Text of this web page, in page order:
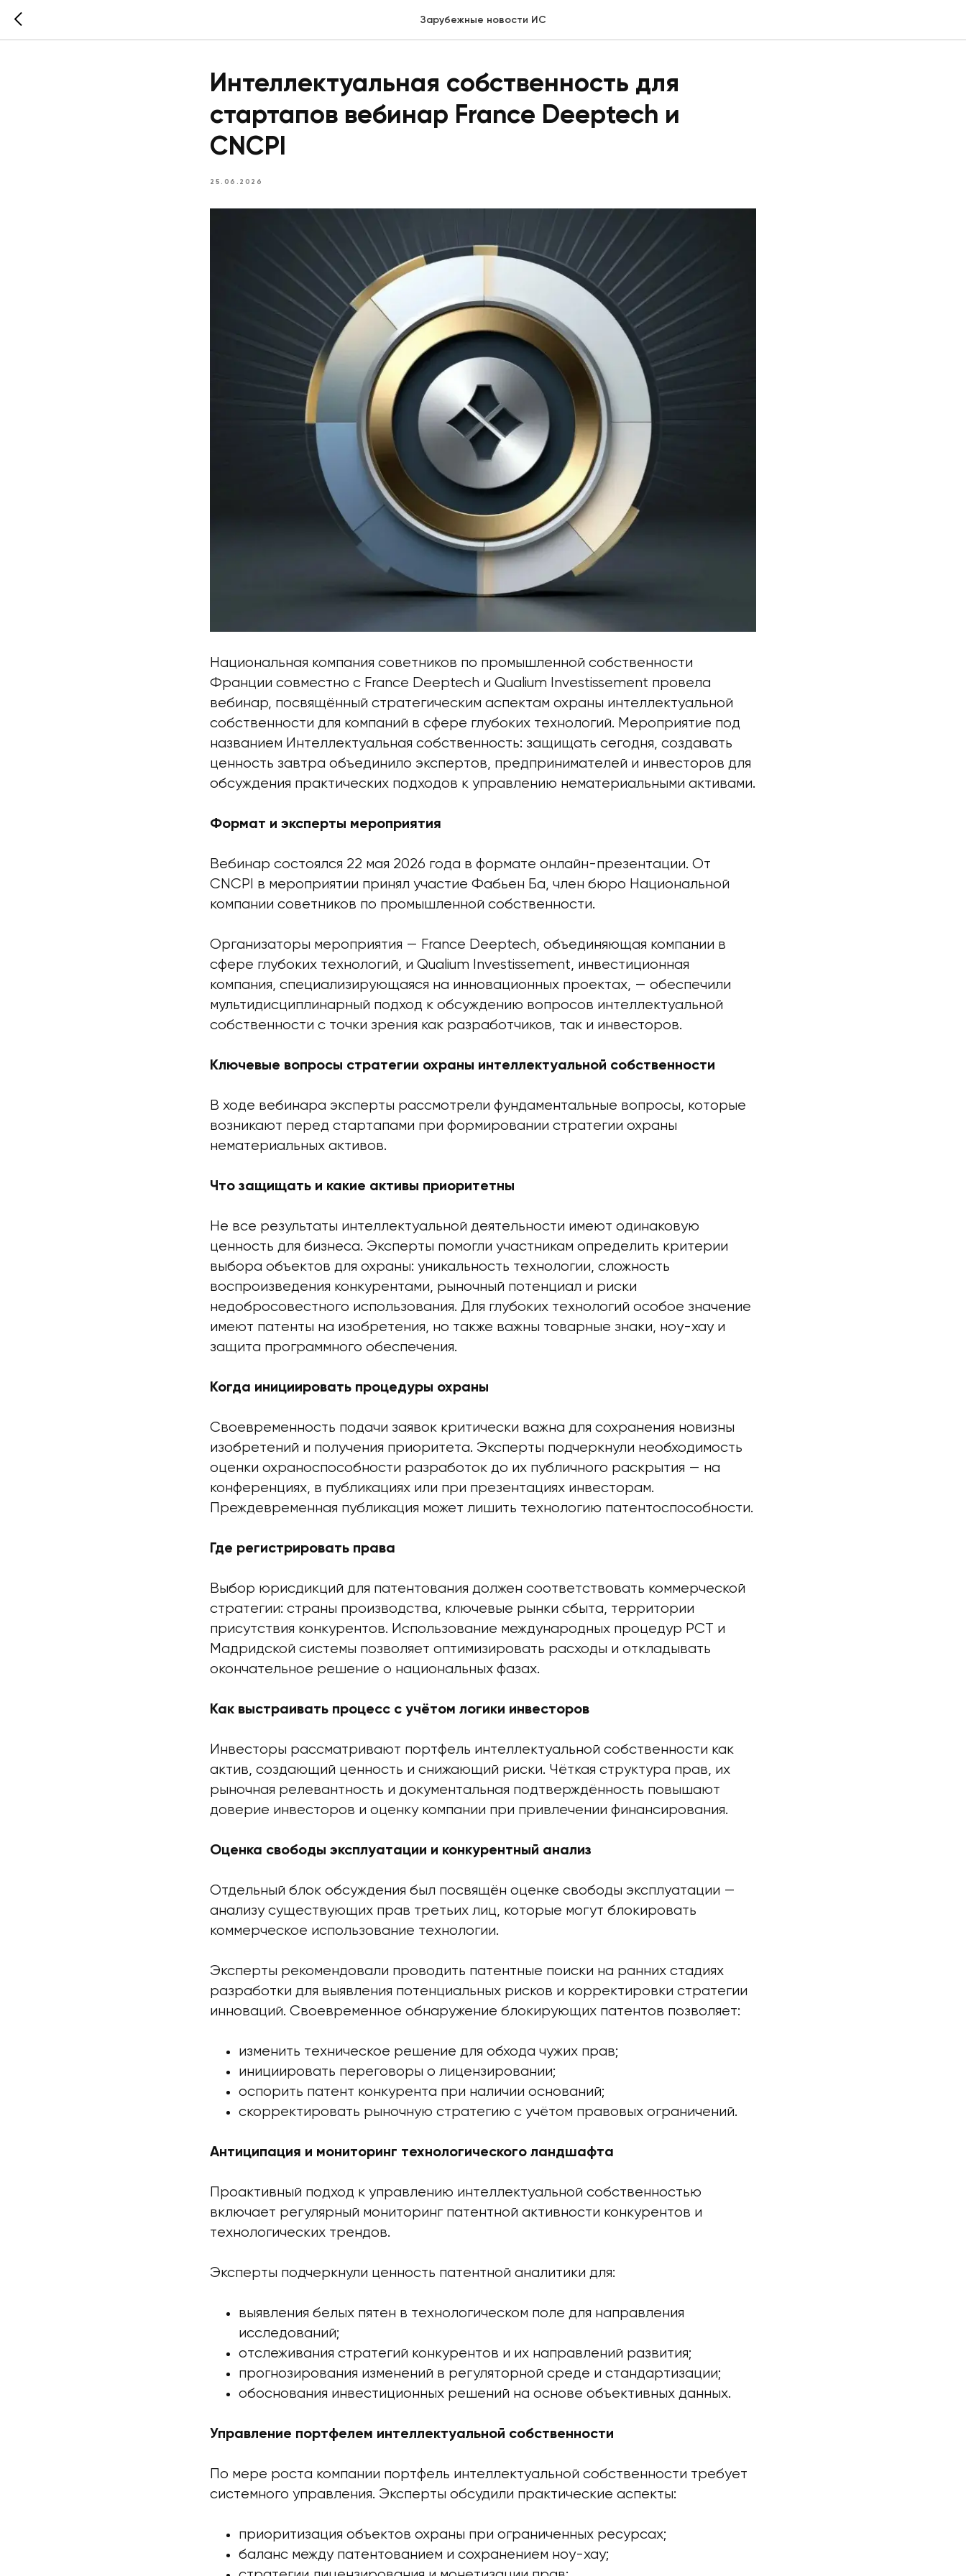
Зарубежные новости ИС
Интеллектуальная собственность для
стартапов вебинар France Deeptech и
CNCPI
25.06.2026
Национальная компания советников по промышленной собственности
Франции совместно с France Deeptech и Qualium Investissement провела
вебинар, посвящённый стратегическим аспектам охраны интеллектуальной
собственности для компаний в сфере глубоких технологий. Мероприятие под
названием Интеллектуальная собственность: защищать сегодня, создавать
ценность завтра объединило экспертов, предпринимателей и инвесторов для
обсуждения практических подходов к управлению нематериальными активами.
Формат и эксперты мероприятия
Вебинар состоялся 22 мая 2026 года в формате онлайн-презентации. От
CNCPI в мероприятии принял участие Фабьен Ба, член бюро Национальной
компании советников по промышленной собственности.
Организаторы мероприятия — France Deeptech, объединяющая компании в
сфере глубоких технологий, и Qualium Investissement, инвестиционная
компания, специализирующаяся на инновационных проектах, — обеспечили
мультидисциплинарный подход к обсуждению вопросов интеллектуальной
собственности с точки зрения как разработчиков, так и инвесторов.
Ключевые вопросы стратегии охраны интеллектуальной собственности
В ходе вебинара эксперты рассмотрели фундаментальные вопросы, которые
возникают перед стартапами при формировании стратегии охраны
нематериальных активов.
Что защищать и какие активы приоритетны
Не все результаты интеллектуальной деятельности имеют одинаковую
ценность для бизнеса. Эксперты помогли участникам определить критерии
выбора объектов для охраны: уникальность технологии, сложность
воспроизведения конкурентами, рыночный потенциал и риски
недобросовестного использования. Для глубоких технологий особое значение
имеют патенты на изобретения, но также важны товарные знаки, ноу-хау и
защита программного обеспечения.
Когда инициировать процедуры охраны
Своевременность подачи заявок критически важна для сохранения новизны
изобретений и получения приоритета. Эксперты подчеркнули необходимость
оценки охраноспособности разработок до их публичного раскрытия — на
конференциях, в публикациях или при презентациях инвесторам.
Преждевременная публикация может лишить технологию патентоспособности.
Где регистрировать права
Выбор юрисдикций для патентования должен соответствовать коммерческой
стратегии: страны производства, ключевые рынки сбыта, территории
присутствия конкурентов. Использование международных процедур РСТ и
Мадридской системы позволяет оптимизировать расходы и откладывать
окончательное решение о национальных фазах.
Как выстраивать процесс с учётом логики инвесторов
Инвесторы рассматривают портфель интеллектуальной собственности как
актив, создающий ценность и снижающий риски. Чёткая структура прав, их
рыночная релевантность и документальная подтверждённость повышают
доверие инвесторов и оценку компании при привлечении финансирования.
Оценка свободы эксплуатации и конкурентный анализ
Отдельный блок обсуждения был посвящён оценке свободы эксплуатации —
анализу существующих прав третьих лиц, которые могут блокировать
коммерческое использование технологии.
Эксперты рекомендовали проводить патентные поиски на ранних стадиях
разработки для выявления потенциальных рисков и корректировки стратегии
инноваций. Своевременное обнаружение блокирующих патентов позволяет:
изменить техническое решение для обхода чужих прав;
инициировать переговоры о лицензировании;
оспорить патент конкурента при наличии оснований;
скорректировать рыночную стратегию с учётом правовых ограничений.
Антиципация и мониторинг технологического ландшафта
Проактивный подход к управлению интеллектуальной собственностью
включает регулярный мониторинг патентной активности конкурентов и
технологических трендов.
Эксперты подчеркнули ценность патентной аналитики для:
выявления белых пятен в технологическом поле для направления
исследований;
отслеживания стратегий конкурентов и их направлений развития;
прогнозирования изменений в регуляторной среде и стандартизации;
обоснования инвестиционных решений на основе объективных данных.
Управление портфелем интеллектуальной собственности
По мере роста компании портфель интеллектуальной собственности требует
системного управления. Эксперты обсудили практические аспекты:
приоритизация объектов охраны при ограниченных ресурсах;
баланс между патентованием и сохранением ноу-хау;